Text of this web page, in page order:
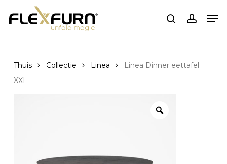
naar
zoekopdracht
Thuis Collectie Linea
Linea Dinner eettafel
XXL